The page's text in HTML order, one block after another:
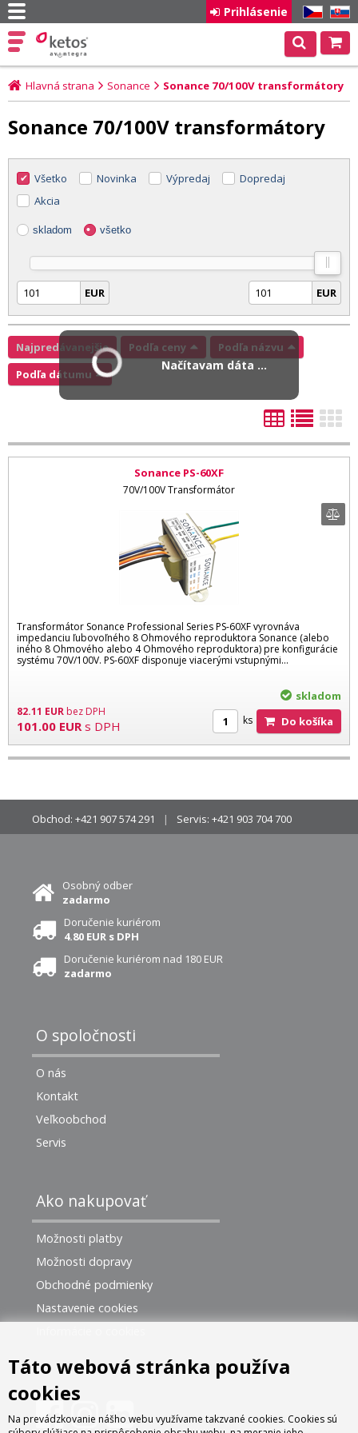
CZ SK
Prihlásenie
Hlavná strana Sonance Sonance 70/100V transformátory
Sonance 70/100V transformátory
Všetko Novinka Výpredaj
Dopredaj
Akcia
skladom všetko
EUR EUR
Najpredávanejšie Podľa ceny
Podľa názvu
Podľa dátumu
Sonance PS-60XF
70V/100V Transformátor
Transformátor Sonance Professional Series PS-60XF vyrovnáva
impedanciu ľubovoľného 8 Ohmového reproduktora Sonance (alebo
iného 8 Ohmového alebo 4 Ohmového reproduktora) pre konfigurácie
systému 70V/100V. PS-60XF disponuje viacerými vstupnými...
82.11 EURbez DPH
101.00 EUR s DPH
skladom
ks Do košíka
Obchod: +421 907 574 291 Servis: +421 903 704 700
Osobný odber
zadarmo
Doručenie kuriérom
4.80 EUR s DPH
Doručenie kuriérom nad 180 EUR
zadarmo
O spoločnosti
O nás
Kontakt
Veľkoobchod
Servis
Ako nakupovať
Možnosti platby
Možnosti dopravy
Obchodné podmienky
Nastavenie cookies
Táto webová stránka používa
cookies
Na prevádzkovanie nášho webu využívame takzvané cookies. Cookies sú
Načítavam dáta ...